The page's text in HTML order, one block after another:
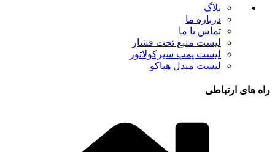
بلاگ
درباره ما
تماس با ما
لیست منبع تحت فشار
لیست پمپ سیرکولاتور
لیست مبدل هپاکو
راه های ارتباطی